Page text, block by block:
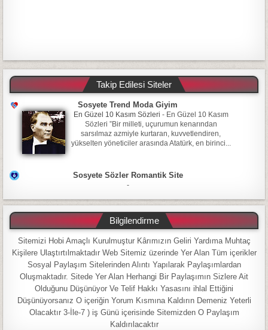
Takip Edilesi Siteler
Sosyete Trend Moda Giyim
En Güzel 10 Kasım Sözleri - En Güzel 10 Kasım
Sözleri ”Bir milleti, uçurumun kenarından
sarsılmaz azmiyle kurtaran, kuvvetlendiren,
yükselten yöneticiler arasında Atatürk, en birinci...
Sosyete Sözler Romantik Site
-
Bilgilendirme
Sitemizi Hobi Amaçlı Kurulmuştur Kârımızın Geliri Yardıma Muhtaç
Kişilere Ulaştırtılmaktadır Web Sitemiz üzerinde Yer Alan Tüm içerikler
Sosyal Paylaşım Sitelerinden Alıntı Yapılarak Paylaşımlardan
Oluşmaktadır. Sitede Yer Alan Herhangi Bir Paylaşımın Sizlere Ait
Olduğunu Düşünüyor Ve Telif Hakkı Yasasını ihlal Ettiğini
Düşünüyorsanız O içeriğin Yorum Kısmına Kaldırın Demeniz Yeterli
Olacaktır 3-İle-7 ) iş Günü içerisinde Sitemizden O Paylaşım
Kaldırılacaktır